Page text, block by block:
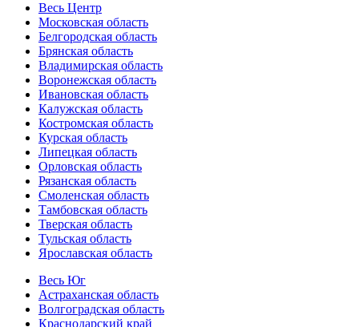
Весь Центр
Московская область
Белгородская область
Брянская область
Владимирская область
Воронежская область
Ивановская область
Калужская область
Костромская область
Курская область
Липецкая область
Орловская область
Рязанская область
Смоленская область
Тамбовская область
Тверская область
Тульская область
Ярославская область
Весь Юг
Астраханская область
Волгоградская область
Краснодарский край